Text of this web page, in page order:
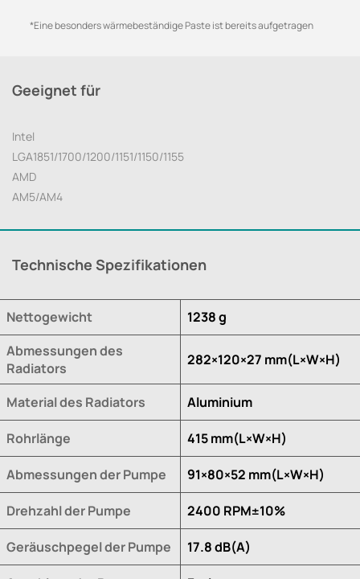
*Eine besonders wärmebeständige Paste ist bereits aufgetragen
Geeignet für
Intel
LGA1851/1700/1200/1151/1150/1155
AMD
AM5/AM4
Technische Spezifikationen
Nettogewicht
1238 g
Abmessungen des
Radiators
282×120×27 mm(L×W×H)
Material des Radiators Aluminium
Rohrlänge 415 mm(L×W×H)
Abmessungen der Pumpe 91×80×52 mm(L×W×H)
Drehzahl der Pumpe 2400 RPM±10%
Geräuschpegel der Pumpe 17.8 dB(A)